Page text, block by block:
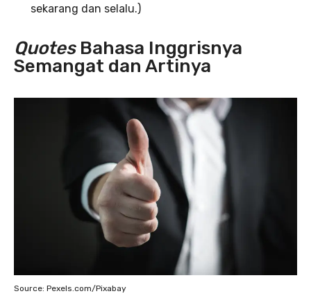
sekarang dan selalu.)
QuotesBahasa Inggrisnya
Semangat dan Artinya
Source: Pexels.com/Pixabay